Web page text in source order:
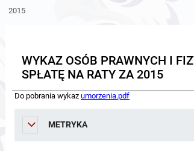
2015
WYKAZ OSÓB PRAWNYCH I
SPŁATĘ NA RATY ZA 2015
Do pobrania wykaz umorzenia.pdf
METRYKA